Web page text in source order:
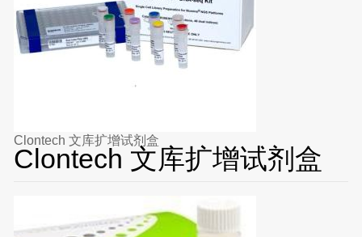
Clontech 文库扩增试剂盒
Clontech 文库扩增试剂盒